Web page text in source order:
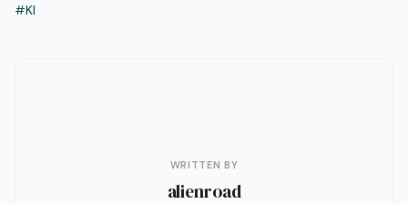
#KI
WRITTEN BY
alienroad